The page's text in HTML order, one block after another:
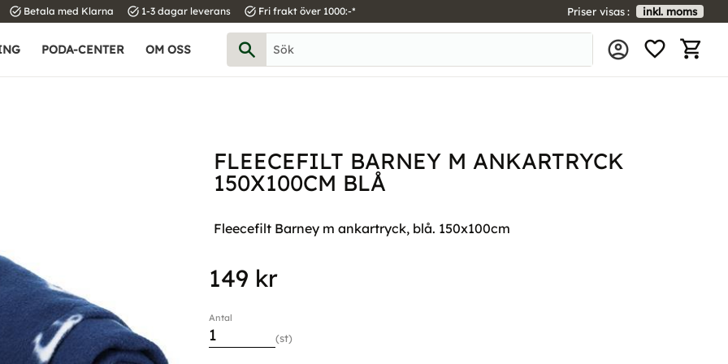
task_alt Betala med Klarna task_alt 1-3 dagar leverans task_alt Fri frakt över 1000:-* Priser visas inkl. moms
PODA-CENTER OM OSS
FLEECEFILT BARNEY M ANKARTRYCK
150X100CM BLÅ
Fleecefilt Barney m ankartryck, blå. 150x100cm
149 kr
Antal
st